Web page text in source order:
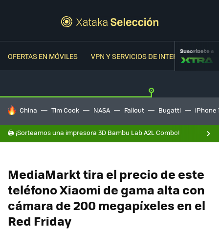
OFERTAS EN MÓVILES VPN Y SERVICIOS DE INTERNETSuscríbete a
HOY SE HABLA DE
China Tim Cook NASA Fallout Bugatti iPhone
🖨️ ¡Sorteamos una impresora 3D Bambu Lab A2L Combo!
MediaMarkt tira el precio de este
teléfono Xiaomi de gama alta con
cámara de 200 megapíxeles en el
Red Friday